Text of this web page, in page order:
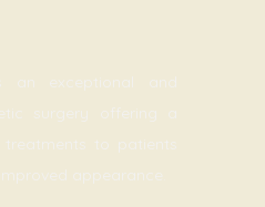
an exceptional and
surgery offering a
to patients
appearance.